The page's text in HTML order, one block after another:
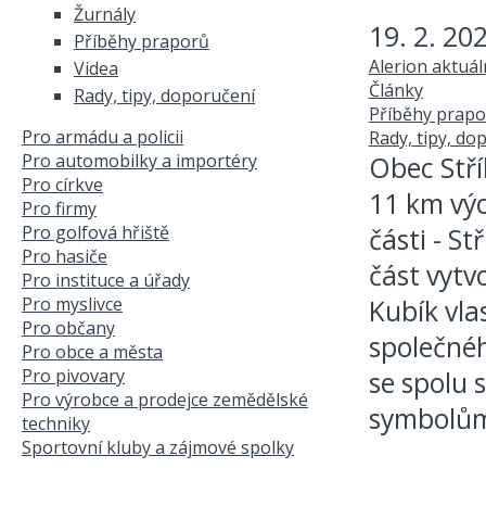
19. 2.
Alerion
Články
Příběhy
Rady, tipy,
Obec
11 km
části -
část
Kubík
se spolu
Žurnály
Příběhy praporů
Videa
Rady, tipy, doporučení
Pro armádu a policii
Pro automobilky a importéry
Pro církve
Pro firmy
Pro golfová hřiště
Pro hasiče
Pro instituce a úřady
Pro myslivce
Pro občany
Pro obce a města
Pro pivovary
Pro výrobce a prodejce zemědělské
techniky
Sportovní kluby a zájmové spolky